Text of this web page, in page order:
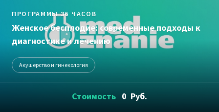
ПРОГРАММЫ 36 ЧАСОВ
Женское бесплодие: современные подходы к
диагностике и лечению
Акушерство и гинекология
Стоимость 0 Руб.